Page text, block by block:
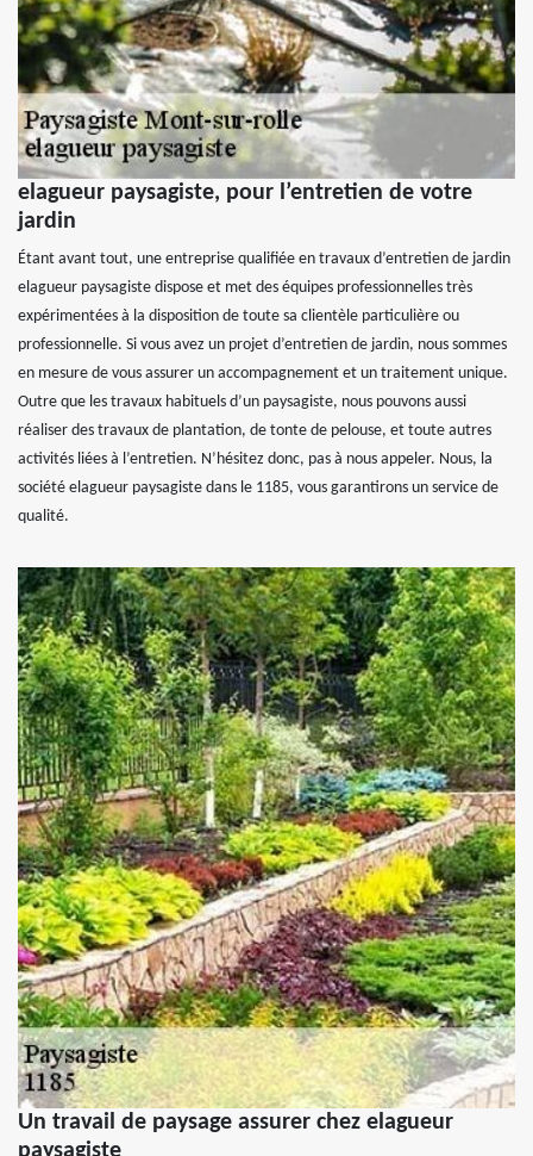
elagueur paysagiste, pour l’entretien de votre
jardin
Étant avant tout, une entreprise qualifiée en travaux d’entretien de jardin
elagueur paysagiste dispose et met des équipes professionnelles très
expérimentées à la disposition de toute sa clientèle particulière ou
professionnelle. Si vous avez un projet d’entretien de jardin, nous sommes
en mesure de vous assurer un accompagnement et un traitement unique.
Outre que les travaux habituels d’un paysagiste, nous pouvons aussi
réaliser des travaux de plantation, de tonte de pelouse, et toute autres
activités liées à l’entretien. N’hésitez donc, pas à nous appeler. Nous, la
société elagueur paysagiste dans le 1185, vous garantirons un service de
qualité.
Un travail de paysage assurer chez elagueur